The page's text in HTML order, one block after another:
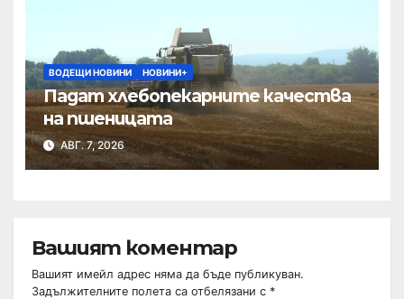
ВОДЕЩИ НОВИНИ НОВИНИ+
Падат хлебопекарните качества
на пшеницата
АВГ. 7, 2026
Вашият коментар
Вашият имейл адрес няма да бъде публикуван.
Задължителните полета са отбелязани с *